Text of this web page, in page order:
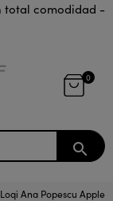
total comodidad -
0
search
Ana Popescu Apple